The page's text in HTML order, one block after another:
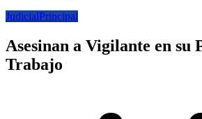
JudicialPrincipal
Asesinan a Vigilante en su
Trabajo